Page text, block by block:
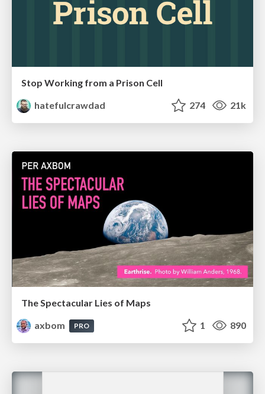
Stop Working from a Prison Cell
hatefulcrawdad
274 21k
The Spectacular Lies of Maps
axbom
PRO 1 890